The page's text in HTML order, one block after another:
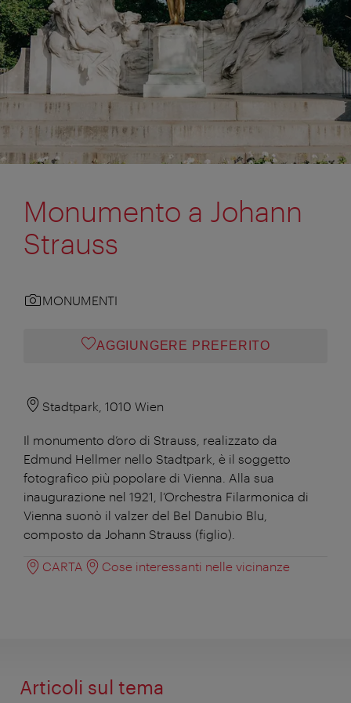
Monumento a Johann
Strauss
MONUMENTI
AGGIUNGERE PREFERITO
Stadtpark, 1010 Wien
Il monumento d’oro di Strauss, realizzato da
Edmund Hellmer nello Stadtpark, è il soggetto
fotografico più popolare di Vienna. Alla sua
inaugurazione nel 1921, l’Orchestra Filarmonica di
Vienna suonò il valzer del Bel Danubio Blu,
composto da Johann Strauss (figlio).
CARTA Cose interessanti nelle vicinanze
Articoli sul tema